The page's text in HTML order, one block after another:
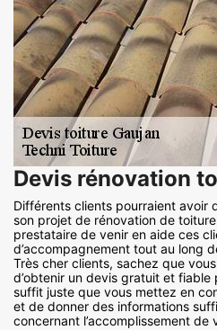
Devis rénovation
Différents clients pourraient avoir
son projet de rénovation de
prestataire de venir en aide ces
d’accompagnement tout au long
Très cher clients, sachez que
d’obtenir un devis gratuit et
suffit juste que vous mettez en
et de donner des informations
concernant l’accomplissement de